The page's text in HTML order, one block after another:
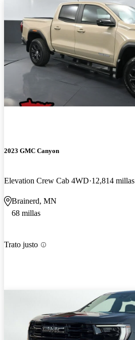
2023 GMC Canyon
Elevation Crew Cab 4WD 12,814 millas
Brainerd, MN
68 millas
Trato justo